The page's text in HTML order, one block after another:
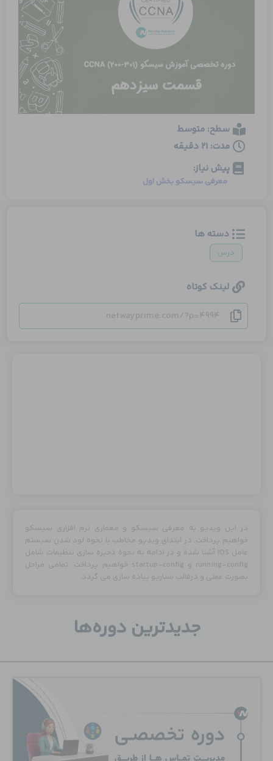
در این ویدیو به معرفی سیسکو و معماری نرم افزاری سیسکو
خواهیم پرداخت. در ابتدای ویدیو مخاطب با نحوه لود شدن سیستم
عامل IOS آشنا شده و در ادامه به نحوه ذخیره سازی تنظیمات شامل
running-config و startup-config خواهیم پرداخت. تمامی مراحل
بصورت عملی و درقالب سناریو پیاده سازی می گردد.
سطح: متوسط
مدت: 21 دقیقه
پیش نیاز:
معرفی سیسکو بخش اول
دسته ها
درس
لینک کوتاه
netwayprime.com/?p=4994
جدید‌ترین دوره‌ها